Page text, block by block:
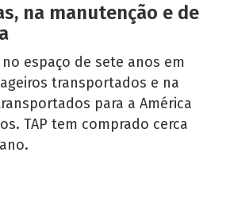
na manutenção e de
espaço de sete anos em
transportados e na
para a América
TAP tem comprado cerca